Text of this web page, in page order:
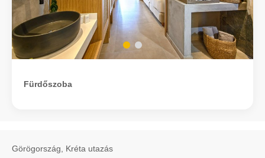
Fürdőszoba
Görögország, Kréta utazás